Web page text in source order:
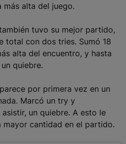
más alta del juego.
tuvo su mejor partido,
total con dos tries. Sumó 18
alta del encuentro, y hasta
quiebre.
por primera vez en un
Marcó un try y
un quiebre. A esto le
mayor cantidad en el partido.